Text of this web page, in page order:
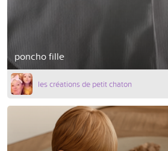
poncho fille
les créations de petit chaton